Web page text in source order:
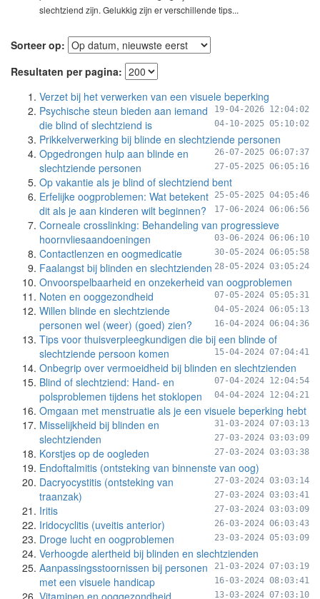
slechtziend zijn. Gelukkig zijn er verschillende tips...
Sorteer op:
Resultaten per pagina:
Verzet bij het verwerken van een visuele beperking
19-04-2026 12:04:02
Psychische steun bieden aan iemand
die blind of slechtziend is
04-10-2025 05:10:02
Prikkelverwerking bij blinde en slechtziende personen
26-07-2025 06:07:37
Opgedrongen hulp aan blinde en
slechtziende personen
27-05-2025 06:05:16
Op vakantie als je blind of slechtziend bent
25-05-2025 04:05:46
Erfelijke oogproblemen: Wat betekent
dit als je aan kinderen wilt beginnen?
17-06-2024 06:06:56
Corneale crosslinking: Behandeling van progressieve
hoornvliesaandoeningen
03-06-2024 06:06:10
Contactlenzen en oogmedicatie 30-05-2024 06:05:58
Faalangst bij blinden en slechtzienden 28-05-2024 03:05:24
Onvoorspelbaarheid en onzekerheid van oogproblemen
07-05-2024 05:05:31
Noten en ooggezondheid
04-05-2024 06:05:13
Willen blinde en slechtziende
personen wel (weer) (goed) zien?
16-04-2024 06:04:36
Tips voor thuisverpleegkundigen die bij een blinde of
slechtziende persoon komen
15-04-2024 07:04:41
Onbegrip over vermoeidheid bij blinden en slechtzienden
07-04-2024 12:04:54
Blind of slechtziend: Hand- en
polsproblemen tijdens het stoklopen
04-04-2024 12:04:21
Omgaan met menstruatie als je een visuele beperking hebt
31-03-2024 07:03:13
Misselijkheid bij blinden en
slechtzienden
27-03-2024 03:03:09
Korstjes op de oogleden 27-03-2024 03:03:38
Endoftalmitis (ontsteking van binnenste van oog)
27-03-2024 03:03:14
Dacryocystitis (ontsteking van
traanzak)
27-03-2024 03:03:41
Iritis 27-03-2024 03:03:09
Iridocyclitis (uveitis anterior) 26-03-2024 06:03:43
Droge lucht en oogproblemen 23-03-2024 05:03:09
Verhoogde alertheid bij blinden en slechtzienden
21-03-2024 07:03:19
Aanpassingsstoornissen bij personen
met een visuele handicap
16-03-2024 08:03:41
Vitaminen en ooggezondheid 13-03-2024 07:03:10